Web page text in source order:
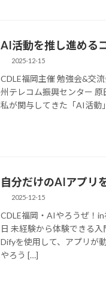
AI活動を推し進める
2025-12-15
CDLE福岡主催 勉強会&交
州テレコム振興センター
私が関与してきた「AI活動
自分だけのAIアプ
2025-12-15
CDLE福岡・AIやろうぜ！
日 未経験から体験できる
Difyを使用して、アプリが
やろう […]